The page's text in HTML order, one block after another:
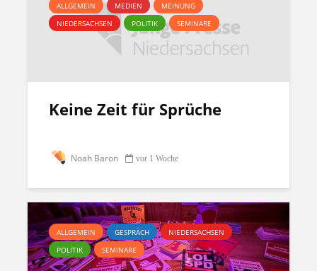
ALLGEMEIN MEDIEN
MEINUNG
NIEDERSACHSEN
POLITIK SEMINARE
Keine Zeit für Sprüche
Noah Baron vor 1 Woche
ALLGEMEIN GESPRÄCH
NIEDERSACHSEN
POLITIK
SEMINARE